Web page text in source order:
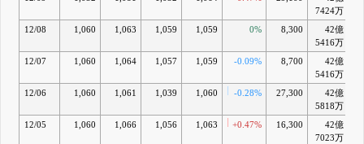
7424万
12/08 1,060 1,063 1,059 1,059 0% 8,300
42億
5416万
12/07 1,060 1,064 1,057 1,059 -0.09% 8,700
42億
5416万
12/06 1,060 1,061 1,039 1,060 -0.28% 27,300
42億
5818万
12/05 1,060 1,066 1,056 1,063 +0.47% 16,300
42億
7023万